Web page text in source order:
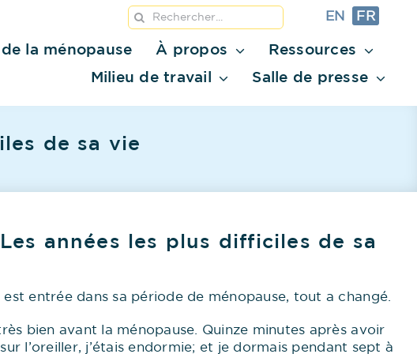
Rechercher: EN FR
de la ménopause À propos Ressources
Milieu de travail Salle de presse
de sa vie
années les plus difficiles de sa
est entrée dans sa période de ménopause, tout a changé.
bien avant la ménopause. Quinze minutes après avoir
l’oreiller, j’étais endormie; et je dormais pendant sept à